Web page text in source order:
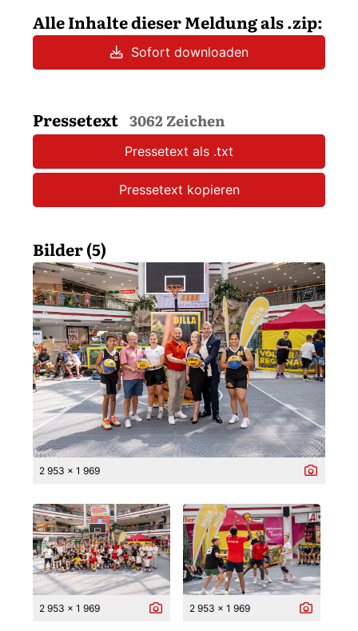
Alle Inhalte dieser Meldung als .zip:
Sofort downloaden
Pressetext 3062 Zeichen
Pressetext als .txt
Pressetext kopieren
Bilder (5)
2 953 x 1 969
2 953 x 1 969 2 953 x 1 969